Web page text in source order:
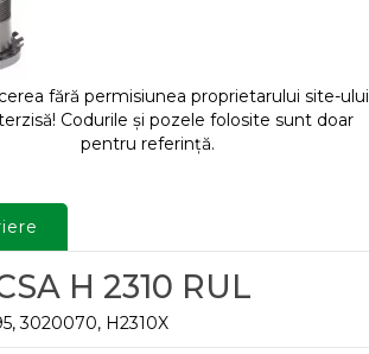
fără permisiunea proprietarului site-ului
Codurile și pozele folosite sunt doar
pentru referință.
H 2310 RUL
3020070, H2310X